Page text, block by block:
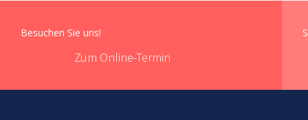
Besuchen Sie uns!
Zum Online-Termin